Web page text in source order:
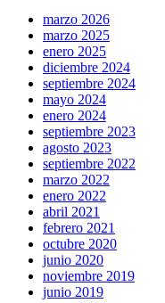
marzo 2026
marzo 2025
enero 2025
diciembre 2024
septiembre 2024
mayo 2024
enero 2024
septiembre 2023
agosto 2023
septiembre 2022
marzo 2022
enero 2022
abril 2021
febrero 2021
octubre 2020
junio 2020
noviembre 2019
junio 2019